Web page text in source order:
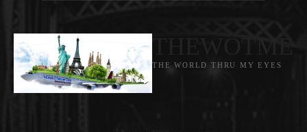
THE WORLD THRU MY EYES